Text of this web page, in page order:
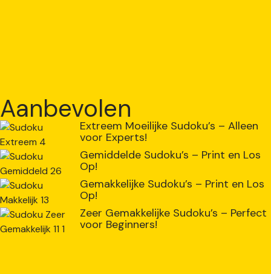
Aanbevolen
Extreem Moeilijke Sudoku’s – Alleen
voor Experts!
Gemiddelde Sudoku’s – Print en Los
Op!
Gemakkelijke Sudoku’s – Print en Los
Op!
Zeer Gemakkelijke Sudoku’s – Perfect
voor Beginners!